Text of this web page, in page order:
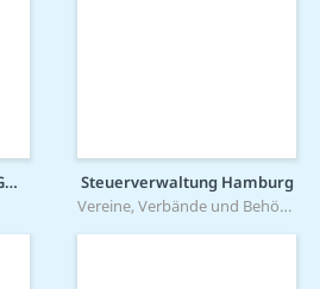
Macromedia Akademie GmbH
Steuerverwaltung Hamburg
Vereine, Verbände und Behörden